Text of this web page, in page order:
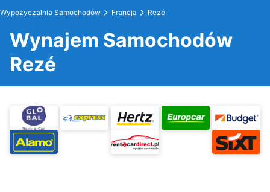
Wypożyczalnia Samochodów Francja Rezé
Wynajem Samochodów
Rezé